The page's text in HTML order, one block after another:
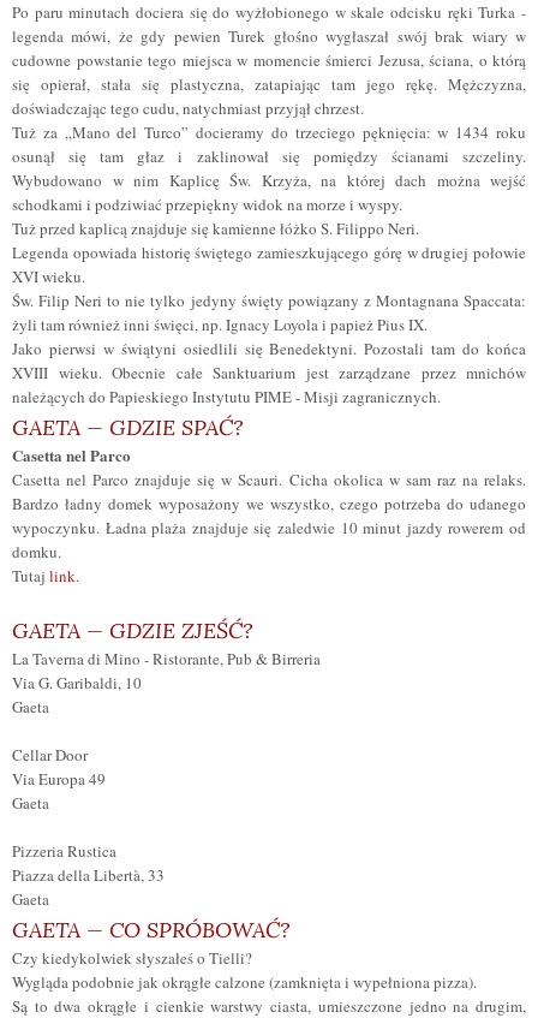
Po paru minutach dociera się do wyżłobionego w skale odcisku ręki Turka -
legenda mówi, że gdy pewien Turek głośno wygłaszał swój brak wiary w
cudowne powstanie tego miejsca w momencie śmierci Jezusa, ściana, o którą
się opierał, stała się plastyczna, zatapiając tam jego rękę. Mężczyzna,
doświadczając tego cudu, natychmiast przyjął chrzest.
Tuż za „Mano del Turco” docieramy do trzeciego pęknięcia: w 1434 roku
osunął się tam głaz i zaklinował się pomiędzy ścianami szczeliny.
Wybudowano w nim Kaplicę Św. Krzyża, na której dach można wejść
schodkami i podziwiać przepiękny widok na morze i wyspy.
Tuż przed kaplicą znajduje się kamienne łóżko S. Filippo Neri.
Legenda opowiada historię świętego zamieszkującego górę w drugiej połowie
XVI wieku.
Św. Filip Neri to nie tylko jedyny święty powiązany z Montagnana Spaccata:
żyli tam również inni święci, np. Ignacy Loyola i papież Pius IX.
Jako pierwsi w świątyni osiedlili się Benedektyni. Pozostali tam do końca
XVIII wieku. Obecnie całe Sanktuarium jest zarządzane przez mnichów
należących do Papieskiego Instytutu PIME - Misji zagranicznych.
GAETA — GDZIE SPAĆ?
Casetta nel Parco
Casetta nel Parco znajduje się w Scauri. Cicha okolica w sam raz na relaks.
Bardzo ładny domek wyposażony we wszystko, czego potrzeba do udanego
wypoczynku. Ładna plaża znajduje się zaledwie 10 minut jazdy rowerem od
domku.
Tutaj link.
GAETA — GDZIE ZJEŚĆ?
La Taverna di Mino - Ristorante, Pub & Birreria
Via G. Garibaldi, 10
Gaeta
Cellar Door
Via Europa 49
Gaeta
Pizzeria Rustica
Piazza della Libertà, 33
Gaeta
GAETA — CO SPRÓBOWAĆ?
Czy kiedykolwiek słyszałeś o Tielli?
Wygląda podobnie jak okrągłe calzone (zamknięta i wypełniona pizza).
Są to dwa okrągłe i cienkie warstwy ciasta, umieszczone jedno na drugim,